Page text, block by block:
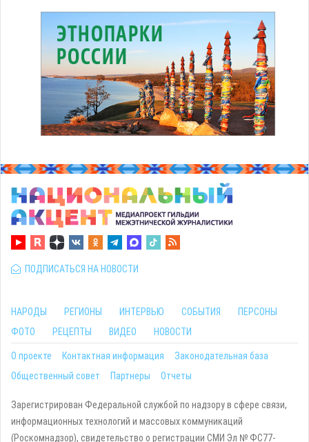
ПОДПИСАТЬСЯ НА НОВОСТИ
НАРОДЫ РЕГИОНЫ ИНТЕРВЬЮ СОБЫТИЯ
ПЕРСОНЫ
ФОТО
РЕЦЕПТЫ ВИДЕО НОВОСТИ
О проекте Контактная информация
Законодательная база
Общественный совет
Партнеры Отчеты
Зарегистрирован Федеральной службой по надзору в сфере связи,
информационных технологий и массовых коммуникаций
(Роскомнадзор), свидетельство о регистрации СМИ Эл № ФС77-